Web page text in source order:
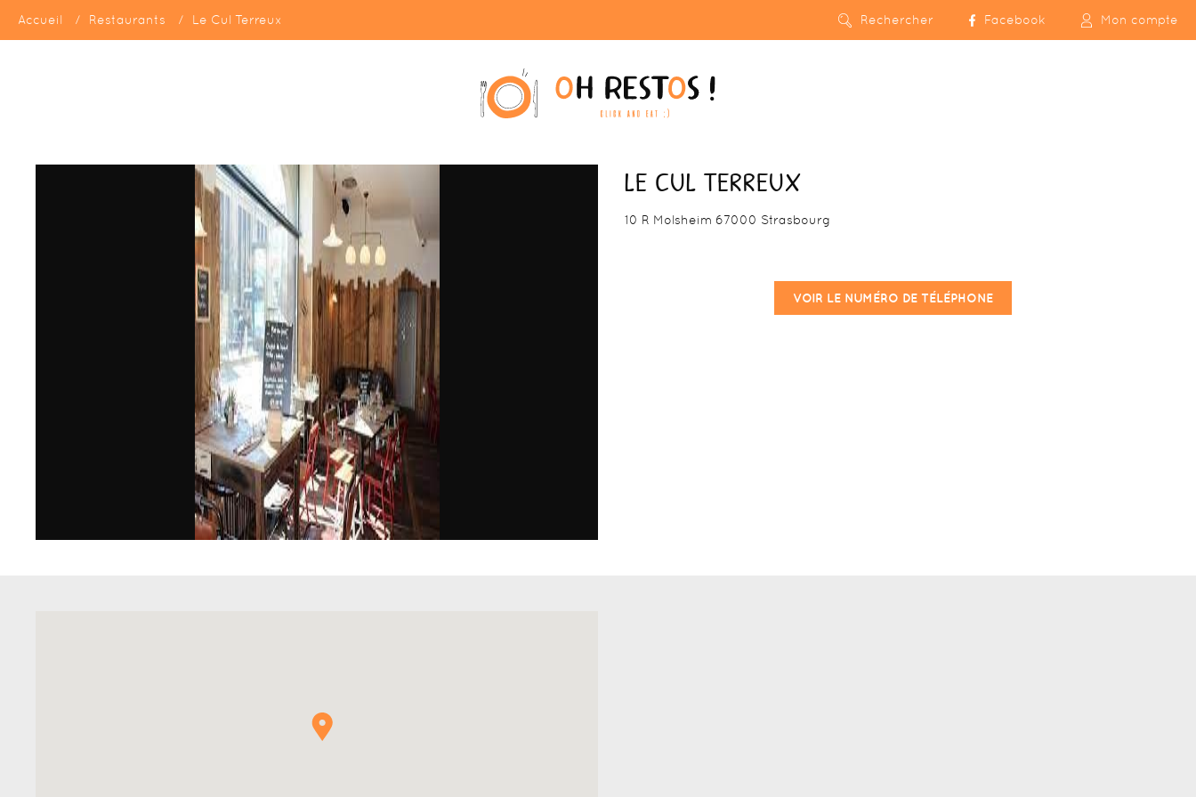
Accueil Restaurants Le Cul Terreux Rechercher Facebook Mon compte
LE CUL TERREUX
10 R Molsheim 67000 Strasbourg
VOIR LE NUMÉRO DE TÉLÉPHONE